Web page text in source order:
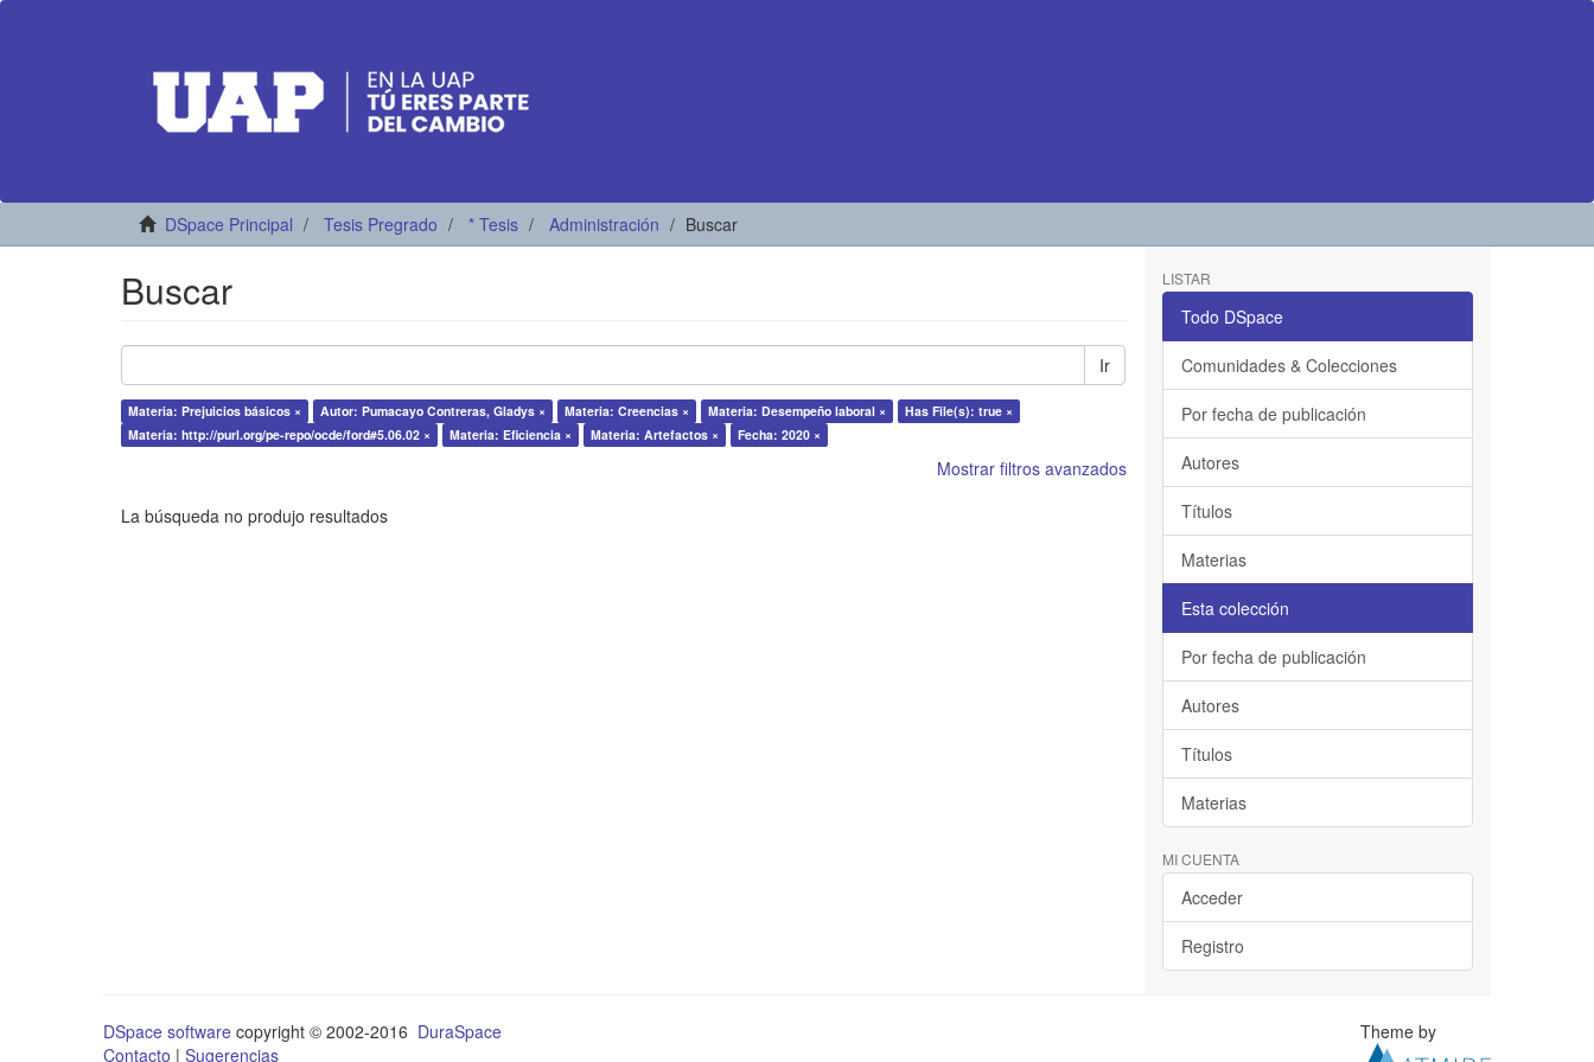
DSpace Principal Tesis Pregrado * Tesis Administración Buscar
Buscar
Ir
Materia: Prejuicios básicos × Autor: Pumacayo Contreras, Gladys × Materia: Creencias × Materia: Desempeño laboral ×
Has File(s): true ×
Materia: http://purl.org/pe-repo/ocde/ford#5.06.02 ×
Materia: Eficiencia × Materia: Artefactos × Fecha: 2020 ×
Mostrar filtros avanzados
La búsqueda no produjo resultados
LISTAR
Todo DSpace
Comunidades & Colecciones
Por fecha de publicación
Autores
Títulos
Materias
Esta colección
Por fecha de publicación
Autores
Títulos
Materias
MI CUENTA
Acceder
Registro
DSpace software copyright © 2002-2016 DuraSpace
Contacto | Sugerencias
Theme by